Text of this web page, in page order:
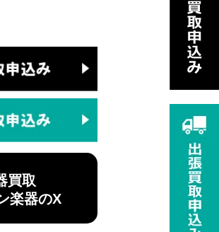
買取
楽器のX